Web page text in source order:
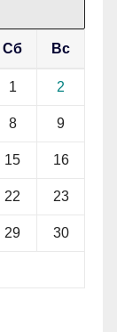
Сб Вс
1 2
8 9
15 16
22 23
29 30